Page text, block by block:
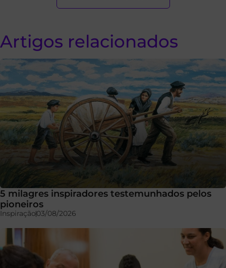
Artigos relacionados
5 milagres inspiradores testemunhados pelos
pioneiros
Inspiração03/08/2026